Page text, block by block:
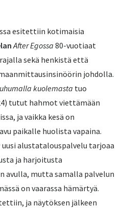
esitettiin kotimaisia
After Egossa 80-vuotiaat
sekä henkistä että
johdolla.
kuolemasta tuo
tutut hahmot viettämään
ja vaikka kesä on
paikalle huolista vapaina.
uusi alustatalouspalvelu tarjoaa
ja harjoitusta
avulla, mutta samalla palvelun
on vaarassa hämärtyä.
ja näytöksen jälkeen